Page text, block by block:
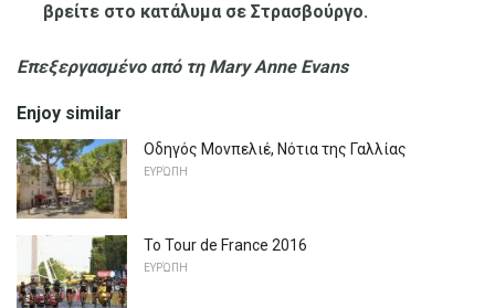
βρείτε στο κατάλυμα σε Στρασβούργο.
Επεξεργασμένο από τη Mary Anne Evans
Enjoy similar
Οδηγός Μονπελιέ, Νότια της Γαλλίας
ΕΥΡΏΠΗ
Το Tour de France 2016
ΕΥΡΏΠΗ